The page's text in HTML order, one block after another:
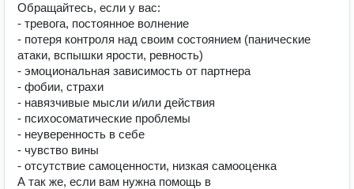
Обращайтесь, если у вас:
- тревога, постоянное волнение
- потеря контроля над своим состоянием (панические
атаки, вспышки ярости, ревность)
- эмоциональная зависимость от партнера
- фобии, страхи
- навязчивые мысли и/или действия
- психосоматические проблемы
- неуверенность в себе
- чувство вины
- отсутствие самоценности, низкая самооценка
А так же, если вам нужна помощь в